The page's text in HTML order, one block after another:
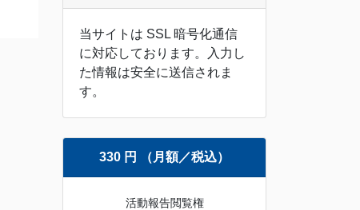
当サイトは SSL 暗号化通信
に対応しております。入力し
た情報は安全に送信されま
す。
330 円 （月額／税込）
活動報告閲覧権